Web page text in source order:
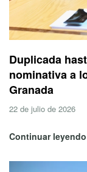
Duplicada
nominativa a
Granada
22 de julio de 2026
Continuar leyendo